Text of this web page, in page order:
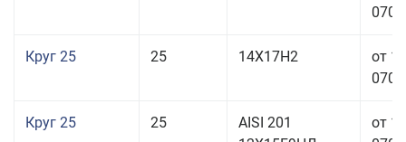
Круг 25 25 14Х17Н2
от
Круг 25 25
AISI 201
от